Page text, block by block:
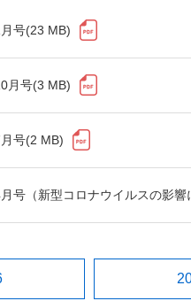
号(23 MB)
月号(3 MB)
号(2 MB)
号（新型コロナウイルスの影